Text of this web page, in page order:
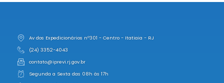
Av dos Expedicionários nº301 - Centro - Itatiaia - RJ
(24) 3352-4043
contato@iprevi.rj.gov.br
Segunda a Sexta das 08h às 17h